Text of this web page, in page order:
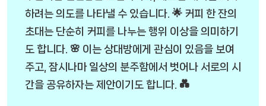
하려는 의도를 나타낼 수 있습니다. 🌟 커피 한 잔의
초대는 단순히 커피를 나누는 행위 이상을 의미하기
도 합니다. 🌸 이는 상대방에게 관심이 있음을 보여
주고, 잠시나마 일상의 분주함에서 벗어나 서로의 시
간을 공유하자는 제안이기도 합니다. 💑